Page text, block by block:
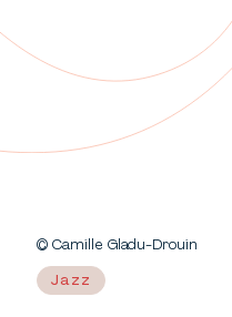
© Camille Gladu-Drouin
Jazz